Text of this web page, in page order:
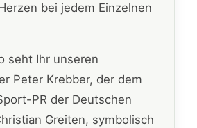
bei jedem Einzelnen
seht Ihr unseren
Peter Krebber, der dem
PR der Deutschen
Greiten, symbolisch